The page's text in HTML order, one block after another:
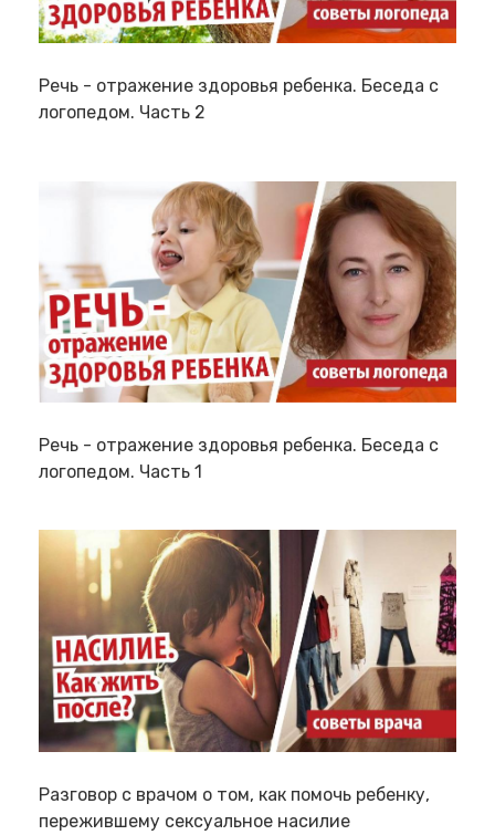
Речь - отражение здоровья ребенка. Беседа с
логопедом. Часть 2
Речь - отражение здоровья ребенка. Беседа с
логопедом. Часть 1
Разговор с врачом о том, как помочь ребенку,
пережившему сексуальное насилие